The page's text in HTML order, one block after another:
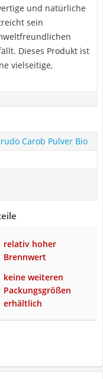
und natürliche
sein
Dieses Produkt ist
vielseitige,
Carob Pulver Bio
relativ hoher
Brennwert
keine weiteren
Packungsgrößen
erhältlich